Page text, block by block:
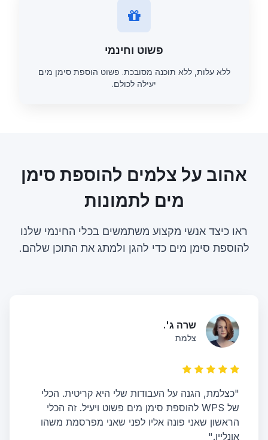
פשוט וחינמי
ללא עלות, ללא תוכנה מסובכת. פשוט הוספת סימן מים
יעילה לכולם.
אהוב על צלמים להוספת סימן
מים לתמונות
ראו כיצד אנשי מקצוע משתמשים בכלי החינמי שלנו
להוספת סימן מים כדי להגן ולמתג את התוכן שלהם.
שרה ג'.
צלמת
"כצלמת, הגנה על העבודות שלי היא קריטית. הכלי
של WPS להוספת סימן מים פשוט ויעיל. זה הכלי
הראשון שאני פונה אליו לפני שאני מפרסמת משהו
אונליין."